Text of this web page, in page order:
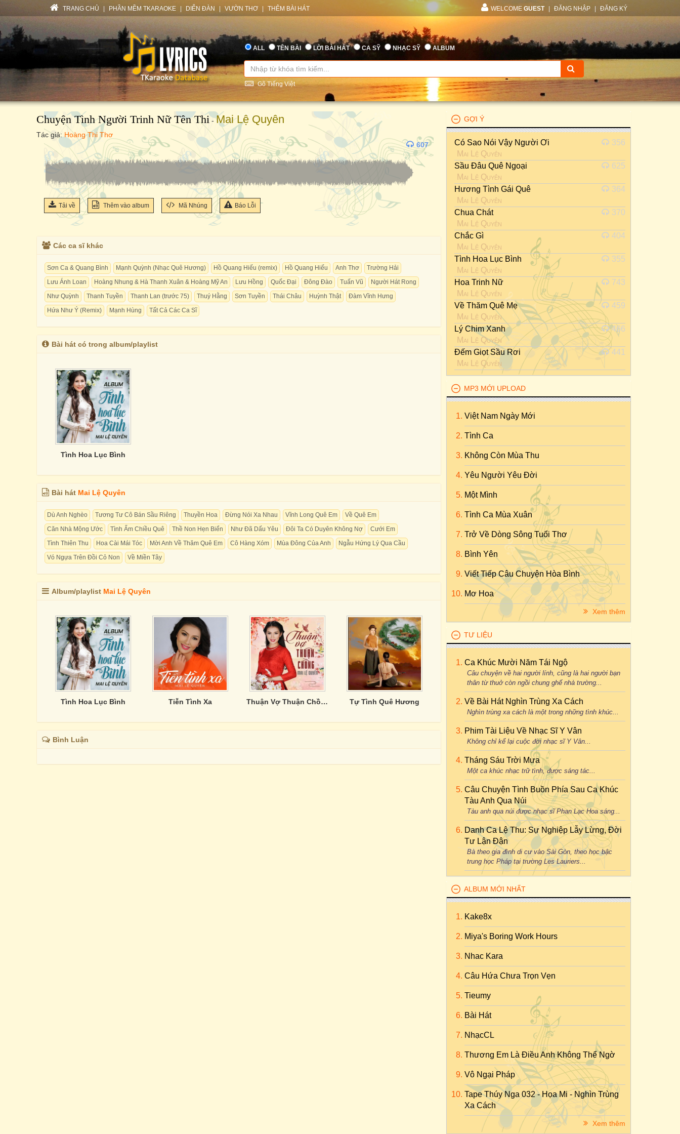
TRANG CHỦ PHẦN MỀM TKARAOKE DIỄN ĐÀN VƯỜN THƠ THÊM BÀI HÁT WELCOME GUEST ĐĂNG NHẬP ĐĂNG KÝ
ALL TÊN BÀI LỜI BÀI HÁT CA SỸ NHẠC SỸ ALBUM
Gõ Tiếng Việt
Chuyện Tình Người Trinh Nữ Tên Thi -Mai Lệ Quyên
Tác giả: Hoàng Thi Thơ
607
Tải về Thêm vào album Mã Nhúng Báo Lỗi
Các ca sĩ khác
Sơn Ca & Quang Bình Mạnh Quỳnh (Nhạc Quê Hương) Hồ Quang Hiếu (remix) Hồ Quang Hiếu Anh Thơ
Trường Hải
Lưu Ánh Loan
Hoàng Nhung & Hà Thanh Xuân & Hoàng Mỹ An Lưu Hồng Quốc Đại Đông Đào Tuấn Vũ
Người Hát Rong
Như Quỳnh
Thanh Tuyền Thanh Lan (trước 75) Thuý Hằng Sơn Tuyền Thái Châu Huỳnh Thật
Đàm Vĩnh Hưng
Hứa Như Ý (Remix)
Mạnh Hùng Tất Cả Các Ca Sĩ
Bài hát có trong album/playlist
Tình Hoa Lục Bình
Bài hát Mai Lệ Quyên
Dù Anh Nghèo Tương Tư Cô Bán Sầu Riêng Thuyền Hoa Đừng Nói Xa Nhau Vĩnh Long Quê Em
Về Quê Em
Căn Nhà Mộng Ước
Tình Ấm Chiều Quê Thề Non Hẹn Biển Như Đã Dấu Yêu Đôi Ta Có Duyên Không Nợ
Cưới Em
Tình Thiên Thu
Hoa Cài Mái Tóc Mời Anh Về Thăm Quê Em Cô Hàng Xóm Mùa Đông Của Anh
Ngẫu Hứng Lý Qua Cầu
Vó Ngựa Trên Đồi Cỏ Non
Về Miền Tây
Album/playlist Mai Lệ Quyên
Tình Hoa Lục Bình Tiễn Tình Xa Thuận Vợ Thuận Chồng Tự Tình Quê Hương
Bình Luận
GỢI Ý
Có Sao Nói Vậy Người Ơi
Mai Lệ Quyên
356
Sầu Đâu Quê Ngoại
Mai Lệ Quyên
625
Hương Tình Gái Quê
Mai Lệ Quyên
364
Chua Chát
Mai Lệ Quyên
370
Chắc Gì
Mai Lệ Quyên
404
Tình Hoa Lục Bình
Mai Lệ Quyên
355
Hoa Trinh Nữ
Mai Lệ Quyên
743
Về Thăm Quê Mẹ
Mai Lệ Quyên
459
Lý Chim Xanh
Mai Lệ Quyên
466
Đếm Giọt Sầu Rơi
Mai Lệ Quyên
441
MP3 MỚI UPLOAD
Việt Nam Ngày Mới
Tình Ca
Không Còn Mùa Thu
Yêu Người Yêu Đời
Một Mình
Tình Ca Mùa Xuân
Trở Về Dòng Sông Tuổi Thơ
Bình Yên
Viết Tiếp Câu Chuyện Hòa Bình
Mơ Hoa
Xem thêm
TƯ LIỆU
Ca Khúc Mười Năm Tái Ngộ
Câu chuyện về hai người lính, cũng là hai người bạn
thân từ thuở còn ngồi chung ghế nhà trường...
Về Bài Hát Nghìn Trùng Xa Cách
Nghìn trùng xa cách là một trong những tình khúc...
Phim Tài Liệu Về Nhạc Sĩ Y Vân
Không chỉ kể lại cuộc đời nhạc sĩ Y Vân...
Tháng Sáu Trời Mưa
Một ca khúc nhạc trữ tình, được sáng tác...
Câu Chuyện Tình Buồn Phía Sau Ca Khúc
Tàu Anh Qua Núi
Tàu anh qua núi được nhạc sĩ Phan Lạc Hoa sáng...
Danh Ca Lệ Thu: Sự Nghiệp Lẫy Lừng, Đời
Tư Lận Đận
Bà theo gia đình di cư vào Sài Gòn, theo học bậc
trung học Pháp tại trường Les Lauriers...
ALBUM MỚI NHẤT
Kake8x
Miya's Boring Work Hours
Nhac Kara
Câu Hứa Chưa Trọn Vẹn
Tieumy
Bài Hát
NhạcCL
Thương Em Là Điều Anh Không Thể Ngờ
Vô Ngại Pháp
Tape Thúy Nga 032 - Họa Mi - Nghìn Trùng
Xa Cách
Xem thêm